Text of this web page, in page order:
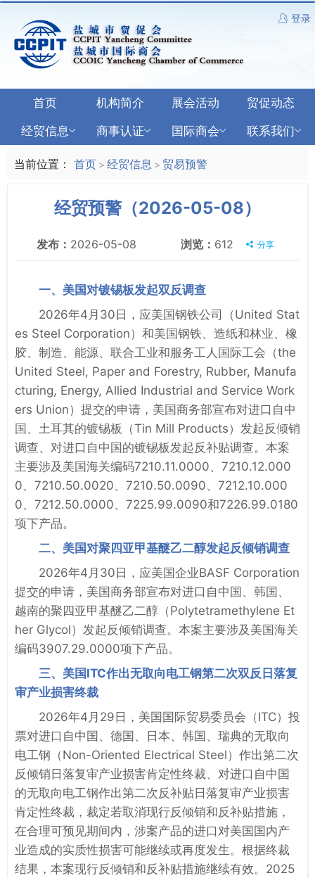
登录
首页 机构简介 展会活动
贸促动态
经贸信息
商事认证 国际商会 联系我们
当前位置： 首页 > 经贸信息 > 贸易预警
经贸预警（2026-05-08）
发布： 2026-05-08 浏览： 612 分享
一、美国对镀锡板发起双反调查
2026年4月30日，应美国钢铁公司（United Stat
es Steel Corporation）和美国钢铁、造纸和林业、橡
胶、制造、能源、联合工业和服务工人国际工会（the
United Steel, Paper and Forestry, Rubber, Manufa
cturing, Energy, Allied Industrial and Service Work
ers Union）提交的申请，美国商务部宣布对进口自中
国、土耳其的镀锡板（Tin Mill Products）发起反倾销
调查、对进口自中国的镀锡板发起反补贴调查。本案
主要涉及美国海关编码7210.11.0000、7210.12.000
0、7210.50.0020、7210.50.0090、7212.10.000
0、7212.50.0000、7225.99.0090和7226.99.0180
项下产品。
二、美国对聚四亚甲基醚乙二醇发起反倾销调查
2026年4月30日，应美国企业BASF Corporation
提交的申请，美国商务部宣布对进口自中国、韩国、
越南的聚四亚甲基醚乙二醇（Polytetramethylene Et
her Glycol）发起反倾销调查。本案主要涉及美国海关
编码3907.29.0000项下产品。
三、美国ITC作出无取向电工钢第二次双反日落复
审产业损害终裁
2026年4月29日，美国国际贸易委员会（ITC）投
票对进口自中国、德国、日本、韩国、瑞典的无取向
电工钢（Non-Oriented Electrical Steel）作出第二次
反倾销日落复审产业损害肯定性终裁、对进口自中国
的无取向电工钢作出第二次反补贴日落复审产业损害
肯定性终裁，裁定若取消现行反倾销和反补贴措施，
在合理可预见期间内，涉案产品的进口对美国国内产
业造成的实质性损害可能继续或再度发生。根据终裁
结果，本案现行反倾销和反补贴措施继续有效。2025